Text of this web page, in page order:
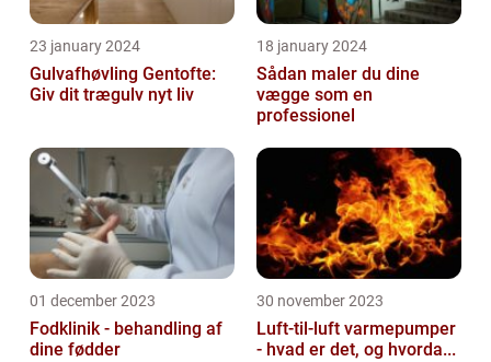
23 january 2024
Gulvafhøvling Gentofte:
Giv dit trægulv nyt liv
18 january 2024
Sådan maler du dine
vægge som en
professionel
01 december 2023
Fodklinik - behandling af
dine fødder
30 november 2023
Luft-til-luft varmepumper
- hvad er det, og hvorda...